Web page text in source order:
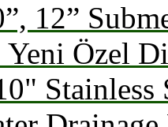
12”
Özel
Stainless